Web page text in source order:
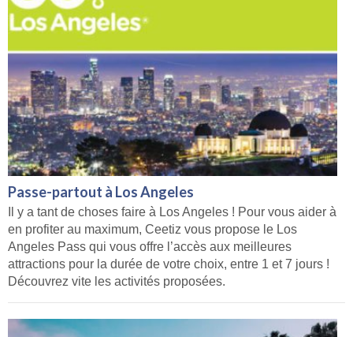
Passe-partout à Los Angeles
Il y a tant de choses faire à Los Angeles ! Pour vous aider à
en profiter au maximum, Ceetiz vous propose le Los
Angeles Pass qui vous offre l’accès aux meilleures
attractions pour la durée de votre choix, entre 1 et 7 jours !
Découvrez vite les activités proposées.